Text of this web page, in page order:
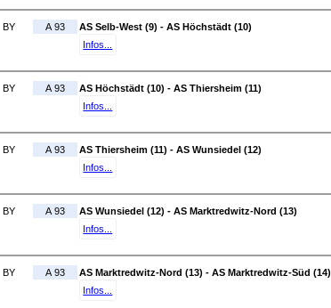
BY A 93
AS Selb-West (9) - AS Höchstädt (10)
Infos...
BY A 93
AS Höchstädt (10) - AS Thiersheim (11)
Infos...
BY A 93
AS Thiersheim (11) - AS Wunsiedel (12)
Infos...
BY A 93
AS Wunsiedel (12) - AS Marktredwitz-Nord (13)
Infos...
BY A 93
AS Marktredwitz-Nord (13) - AS Marktredwitz-Süd (14)
Infos...